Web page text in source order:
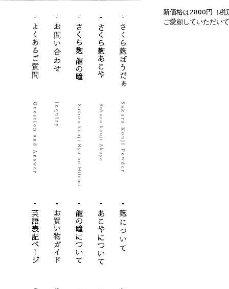
新価格は2800円（税
ご愛顧していただい